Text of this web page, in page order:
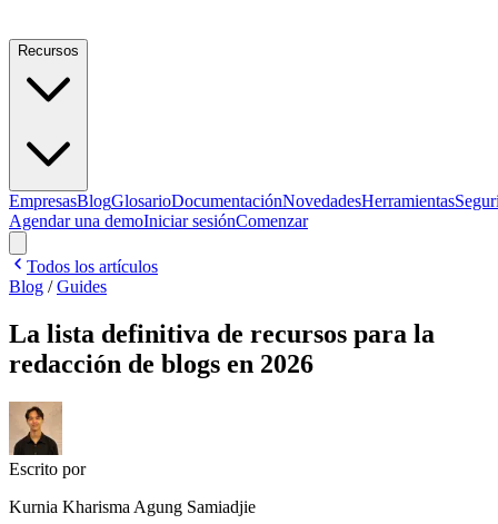
Recursos
EmpresasBlogGlosarioDocumentaciónNovedadesHerramientas
Agendar una demoIniciar sesiónComenzar
Todos los artículos
Blog /Guides
La lista definitiva de recursos para la
redacción de blogs en 2026
Escrito por
Kurnia Kharisma Agung Samiadjie